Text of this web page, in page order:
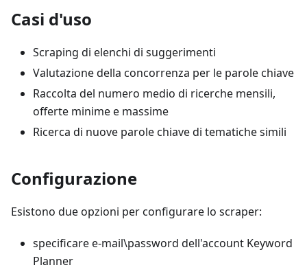
Casi d'uso
Scraping di elenchi di suggerimenti
Valutazione della concorrenza per le parole chiave
Raccolta del numero medio di ricerche mensili,
offerte minime e massime
Ricerca di nuove parole chiave di tematiche simili
Configurazione
Esistono due opzioni per configurare lo scraper:
specificare e-mail\password dell'account Keyword
Planner